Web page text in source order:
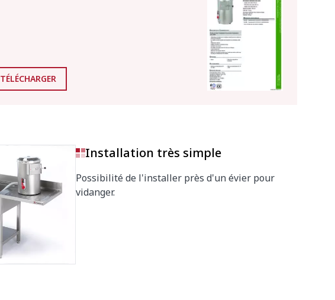
TÉLÉCHARGER
Installation très simple
Possibilité de l'installer près d'un évier pour
vidanger.